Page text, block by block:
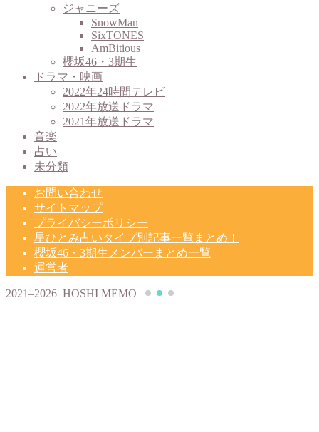
ジャニーズ
SnowMan
SixTONES
AmBitious
櫻坂46・3期生
ドラマ・映画
2022年24時間テレビ
2022年放送ドラマ
2021年放送ドラマ
音楽
占い
未分類
お問い合わせ
サイトマップ
プライバシーポリシー
星ひとみ占いタイプ別記事一覧まとめ！
櫻坂46・3期生メンバーまとめ一覧
運営者
2021–2026 HOSHI MEMO